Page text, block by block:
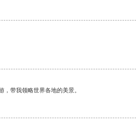
带我领略世界各地的美景。